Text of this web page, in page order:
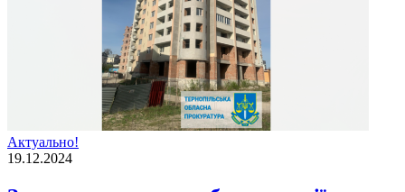
Актуально!
19.12.2024